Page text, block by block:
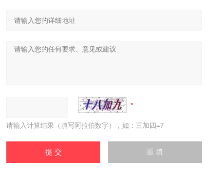
请输入计算结果（填写阿拉伯数字），如：三加四=7